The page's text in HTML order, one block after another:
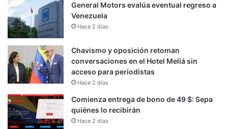
General Motors evalúa eventual regreso a
Venezuela
Hace 2 días
Chavismo y oposición retoman
conversaciones en el Hotel Meliá sin
acceso para periodistas
Hace 2 días
Comienza entrega de bono de 49 $: Sepa
quiénes lo recibirán
Hace 2 días